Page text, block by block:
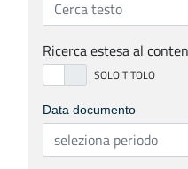
Ricerca estesa al
Data documento